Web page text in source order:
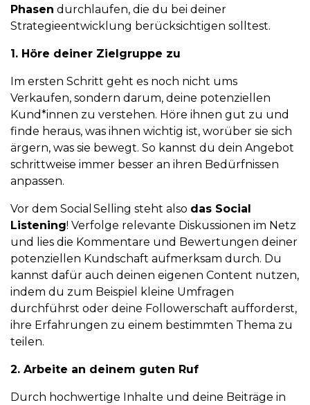
Phasen durchlaufen, die du bei deiner
Strategieentwicklung berücksichtigen solltest.
1. Höre deiner Zielgruppe zu
Im ersten Schritt geht es noch nicht ums
Verkaufen, sondern darum, deine potenziellen
Kund*innen zu verstehen. Höre ihnen gut zu und
finde heraus, was ihnen wichtig ist, worüber sie sich
ärgern, was sie bewegt. So kannst du dein Angebot
schrittweise immer besser an ihren Bedürfnissen
anpassen.
Vor dem Social Selling steht also das Social
Listening! Verfolge relevante Diskussionen im Netz
und lies die Kommentare und Bewertungen deiner
potenziellen Kundschaft aufmerksam durch. Du
kannst dafür auch deinen eigenen Content nutzen,
indem du zum Beispiel kleine Umfragen
durchführst oder deine Followerschaft aufforderst,
ihre Erfahrungen zu einem bestimmten Thema zu
teilen.
2. Arbeite an deinem guten Ruf
Durch hochwertige Inhalte und deine Beiträge in